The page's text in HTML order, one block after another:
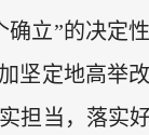
确立”的决定
坚定地高举
担当，落实